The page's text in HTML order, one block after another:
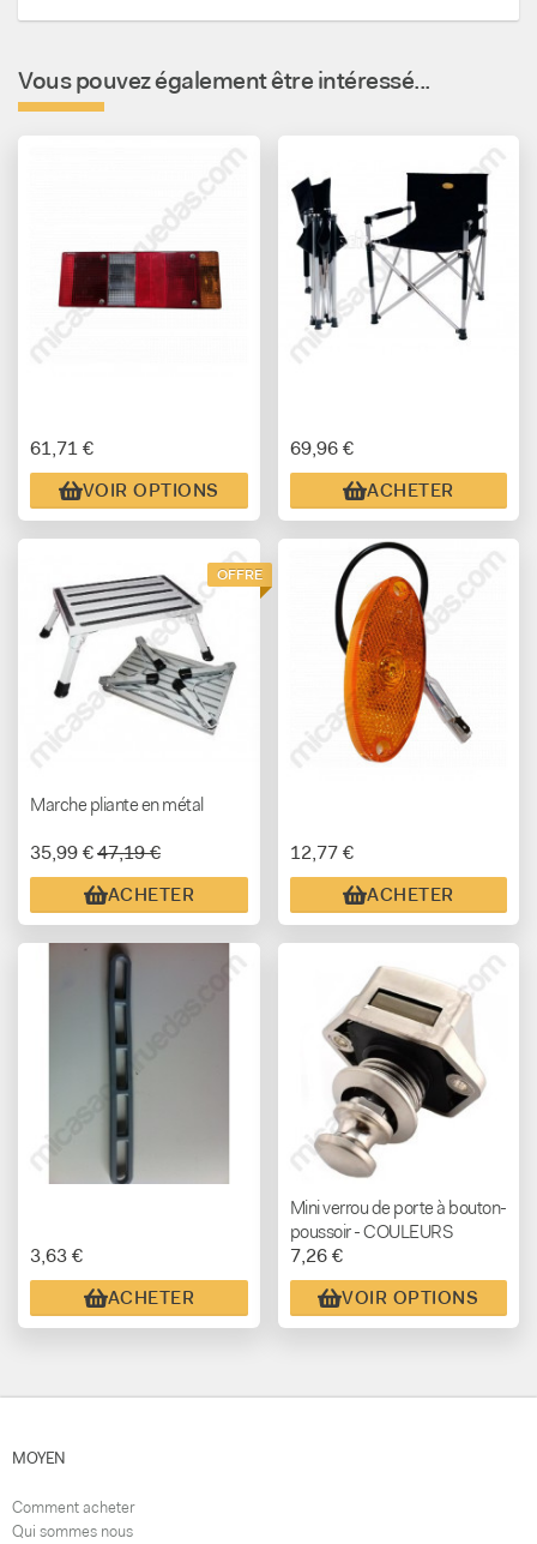
Vous pouvez également être intéressé...
61,71 €
VOIR OPTIONS
69,96 €
ACHETER
OFFRE
Marche pliante en métal
35,99 €47,19 €
ACHETER
12,77 €
ACHETER
3,63 €
ACHETER
Mini verrou de porte à bouton-
poussoir - COULEURS
VARIÉES
7,26 €
VOIR OPTIONS
MOYEN
Comment acheter
Qui sommes nous